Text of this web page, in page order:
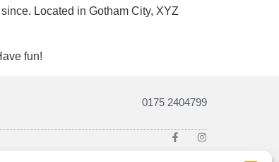
Located in Gotham City, XYZ
fun!
0175 2404799